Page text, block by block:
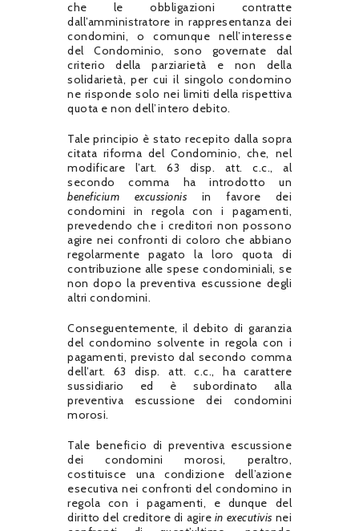
che le obbligazioni contratte
dall’amministratore in rappresentanza dei
condomini, o comunque nell’interesse
del Condominio, sono governate dal
criterio della parziarietà e non della
solidarietà, per cui il singolo condomino
ne risponde solo nei limiti della rispettiva
quota e non dell’intero debito.
Tale principio è stato recepito dalla sopra
citata riforma del Condominio, che, nel
modificare l’art. 63 disp. att. c.c., al
secondo comma ha introdotto un
beneficium excussionis in favore dei
condomini in regola con i pagamenti,
prevedendo che i creditori non possono
agire nei confronti di coloro che abbiano
regolarmente pagato la loro quota di
contribuzione alle spese condominiali, se
non dopo la preventiva escussione degli
altri condomini.
Conseguentemente, il debito di garanzia
del condomino solvente in regola con i
pagamenti, previsto dal secondo comma
dell’art. 63 disp. att. c.c., ha carattere
sussidiario ed è subordinato alla
preventiva escussione dei condomini
morosi.
Tale beneficio di preventiva escussione
dei condomini morosi, peraltro,
costituisce una condizione dell’azione
esecutiva nei confronti del condomino in
regola con i pagamenti, e dunque del
diritto del creditore di agire in executivis nei